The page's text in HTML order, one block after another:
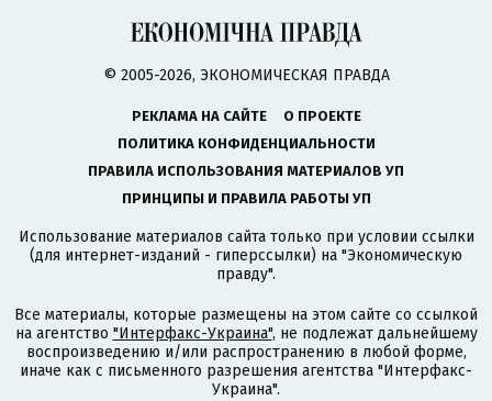
© 2005-2026, ЭКОНОМИЧЕСКАЯ ПРАВДА
РЕКЛАМА НА САЙТЕ
О ПРОЕКТЕ
ПОЛИТИКА КОНФИДЕНЦИАЛЬНОСТИ
ПРАВИЛА ИСПОЛЬЗОВАНИЯ МАТЕРИАЛОВ УП
ПРИНЦИПЫ И ПРАВИЛА РАБОТЫ УП
Использование материалов сайта только при условии ссылки
(для интернет-изданий - гиперссылки) на "Экономическую
правду".
Все материалы, которые размещены на этом сайте со ссылкой
на агентство "Интерфакс-Украина", не подлежат дальнейшему
воспроизведению и/или распространению в любой форме,
иначе как с письменного разрешения агентства "Интерфакс-
Украина".